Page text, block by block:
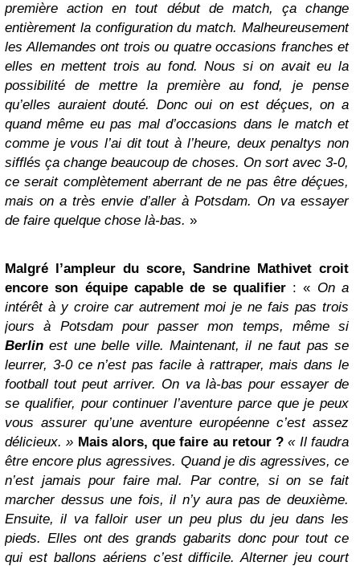
première action en tout début de match, ça change
entièrement la configuration du match. Malheureusement
les Allemandes ont trois ou quatre occasions franches et
elles en mettent trois au fond. Nous si on avait eu la
possibilité de mettre la première au fond, je pense
qu’elles auraient douté. Donc oui on est déçues, on a
quand même eu pas mal d’occasions dans le match et
comme je vous l’ai dit tout à l’heure, deux penaltys non
sifflés ça change beaucoup de choses. On sort avec 3-0,
ce serait complètement aberrant de ne pas être déçues,
mais on a très envie d’aller à Potsdam. On va essayer
de faire quelque chose là-bas. »
Malgré l’ampleur du score, Sandrine Mathivet croit
encore son équipe capable de se qualifier: « On a
intérêt à y croire car autrement moi je ne fais pas trois
jours à Potsdam pour passer mon temps, même si
Berlin est une belle ville. Maintenant, il ne faut pas se
leurrer, 3-0 ce n’est pas facile à rattraper, mais dans le
football tout peut arriver. On va là-bas pour essayer de
se qualifier, pour continuer l’aventure parce que je peux
vous assurer qu’une aventure européenne c’est assez
délicieux. » Mais alors, que faire au retour ? « Il faudra
être encore plus agressives. Quand je dis agressives, ce
n’est jamais pour faire mal. Par contre, si on se fait
marcher dessus une fois, il n’y aura pas de deuxième.
Ensuite, il va falloir user un peu plus du jeu dans les
pieds. Elles ont des grands gabarits donc pour tout ce
qui est ballons aériens c’est difficile. Alterner jeu court